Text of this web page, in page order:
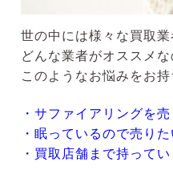
世の中には様々な買取
どんな業者がオススメな
このようなお悩みをお持
・サファイアリングを
・眠っているので売りた
・買取店舗まで持って